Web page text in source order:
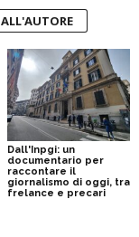
Dall'Inpgi: un
documentario per
raccontare il
giornalismo di oggi, tra
frelance e precari